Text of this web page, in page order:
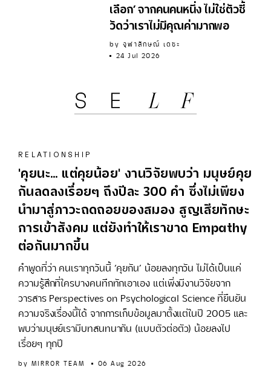
เลือก’ จากคนคนหนึ่ง ไม่ใช่ตัวชี้
วัดว่าเราไม่มีคุณค่ามากพอ
by จุฬาลักษณ์ เดชะ
24 Jul 2026
RELATIONSHIP
'คุยนะ… แต่คุยน้อย' งานวิจัยพบว่า มนุษย์คุย
กันลดลงเรื่อยๆ ถึงปีละ 300 คำ ซึ่งไม่เพียง
นำมาสู่ภาวะถดถอยของสมอง สูญเสียทักษะ
การเข้าสังคม แต่ยังทำให้เราขาด Empathy
ต่อกันมากขึ้น
คำพูดที่ว่า คนเราทุกวันนี้ ‘คุยกัน’ น้อยลงทุกวัน ไม่ได้เป็นแค่
ความรู้สึกที่ใครบางคนทึกทักเอาเอง แต่เพิ่งมีงานวิจัยจาก
วารสาร Perspectives on Psychological Science ที่ยืนยัน
ความจริงเรื่องนี้ได้ จากการเก็บข้อมูลมาตั้งแต่ในปี 2005 และ
พบว่ามนุษย์เรามีบทสนทนากัน (แบบตัวต่อตัว) น้อยลงไป
เรื่อยๆ ทุกปี
by MIRROR TEAM 06 Aug 2026